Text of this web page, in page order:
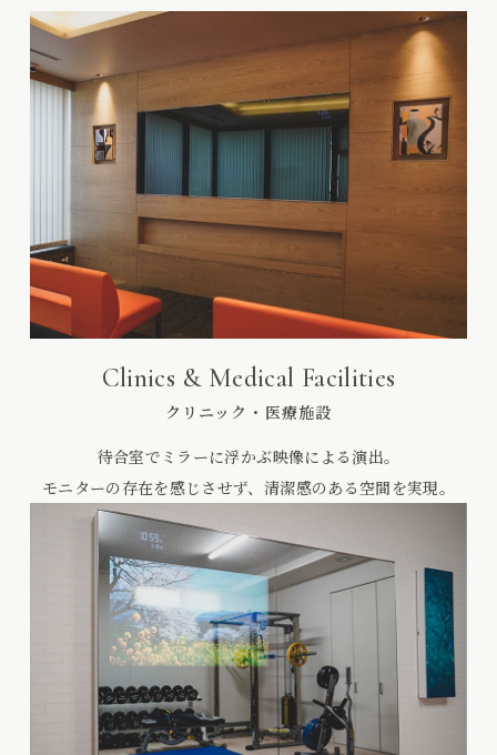
Clinics & Medical Facilities
クリニック・医療施設
待合室でミラーに浮かぶ映像による演出。
モニターの存在を感じさせず、清潔感のある空間を実現。